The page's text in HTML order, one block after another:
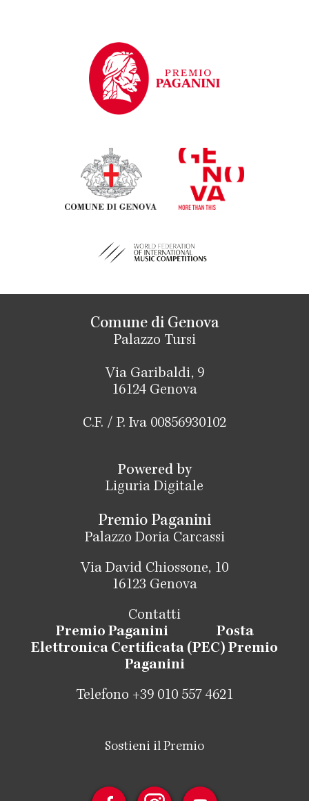
Comune di Genova
Palazzo Tursi
Via Garibaldi, 9
16124 Genova
C.F. / P. Iva 00856930102
Powered by
Liguria Digitale
Premio Paganini
Palazzo Doria Carcassi
Via David Chiossone, 10
16123 Genova
Contatti
Premio Paganini
Posta
Elettronica Certificata (PEC) Premio
Paganini
Telefono +39 010 557 4621
Sostieni il Premio